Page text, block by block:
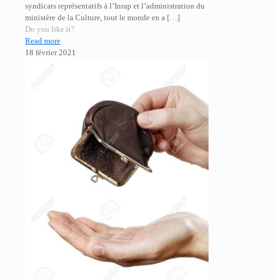
syndicats représentatifs à l’Inrap et l’administration du
ministère de la Culture, tout le monde en a […]
Do you like it?
Read more
18 février 2021